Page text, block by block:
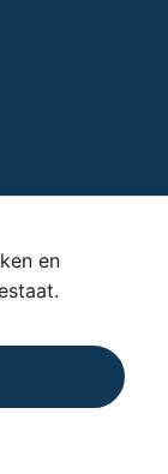
en